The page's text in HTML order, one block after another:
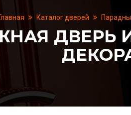
Каталог дверей
ДВЕРЬ